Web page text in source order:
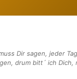
Dir sagen, jeder
drum bitt´ ich Dich,